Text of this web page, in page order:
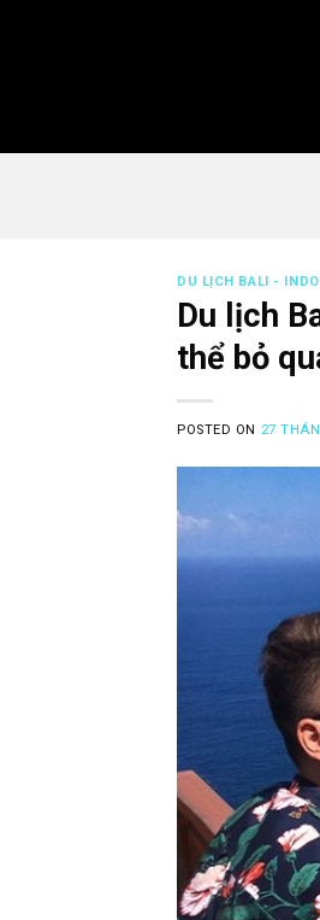
DU LỊCH BALI -
Du lịch
thể bỏ
POSTED ON 27